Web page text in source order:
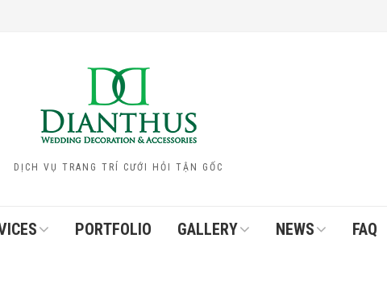
DỊCH VỤ TRANG TRÍ CƯỚI HỎI TẬN GỐC
PORTFOLIO GALLERY NEWS FAQ